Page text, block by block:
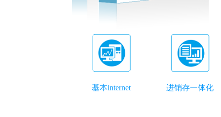
基本internet 进销存一体化